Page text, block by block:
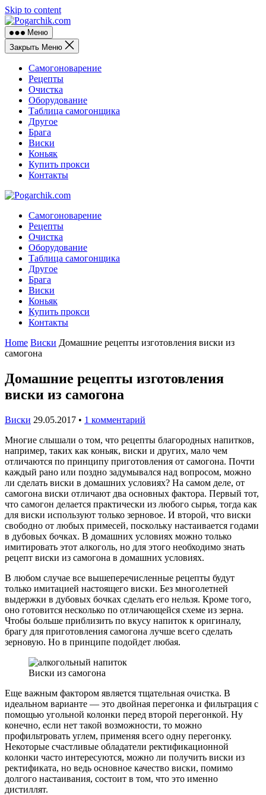
Skip to content
Меню
Закрыть Меню
Самогоноварение
Рецепты
Очистка
Оборудование
Таблица самогонщика
Другое
Брага
Виски
Коньяк
Купить прокси
Контакты
Самогоноварение
Рецепты
Очистка
Оборудование
Таблица самогонщика
Другое
Брага
Виски
Коньяк
Купить прокси
Контакты
Home Виски Домашние рецепты изготовления виски из
самогона
Домашние рецепты изготовления
виски из самогона
Виски 29.05.2017 • 1 комментарий
Многие слышали о том, что рецепты благородных напитков,
например, таких как коньяк, виски и других, мало чем
отличаются по принципу приготовления от самогона. Почти
каждый рано или поздно задумывался над вопросом, можно
ли сделать виски в домашних условиях? На самом деле, от
самогона виски отличают два основных фактора. Первый тот,
что самогон делается практически из любого сырья, тогда как
для виски используют только зерновое. И второй, что виски
свободно от любых примесей, поскольку настаивается годами
в дубовых бочках. В домашних условиях можно только
имитировать этот алкоголь, но для этого необходимо знать
рецепт виски из самогона в домашних условиях.
В любом случае все вышеперечисленные рецепты будут
только имитацией настоящего виски. Без многолетней
выдержки в дубовых бочках сделать его нельзя. Кроме того,
оно готовится несколько по отличающейся схеме из зерна.
Чтобы больше приблизить по вкусу напиток к оригиналу,
брагу для приготовления самогона лучше всего сделать
зерновую. Но в принципе подойдет любая.
Виски из самогона
Еще важным фактором является тщательная очистка. В
идеальном варианте — это двойная перегонка и фильтрация с
помощью угольной колонки перед второй перегонкой. Ну
конечно, если нет такой возможности, то можно
профильтровать углем, применяя всего одну перегонку.
Некоторые счастливые обладатели ректификационной
колонки часто интересуются, можно ли получить виски из
ректификата, но ведь основное качество виски, помимо
долгого настаивания, состоит в том, что это именно
дистиллят.